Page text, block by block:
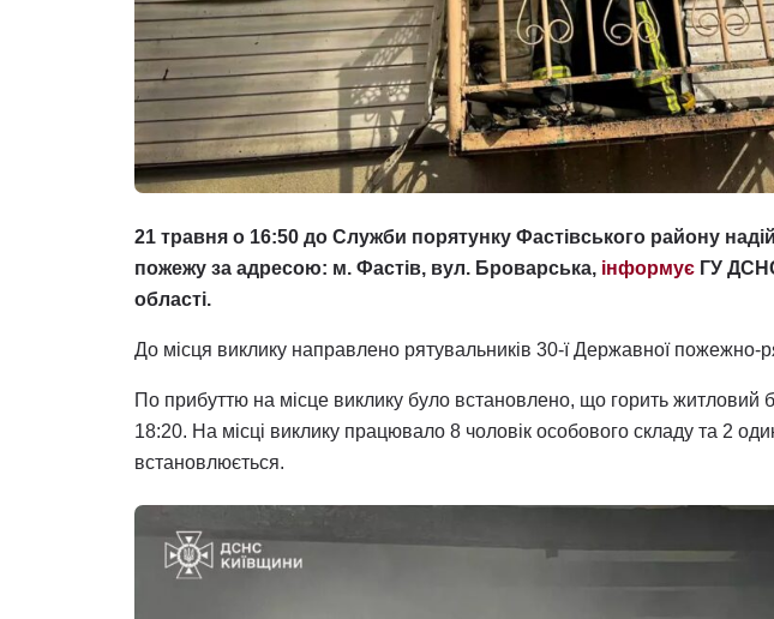
21 травня о 16:50 до Служби порятунку Фастівського району
пожежу за адресою: м. Фастів, вул. Броварська, інформує ГУ
області.
До місця виклику направлено рятувальників 30-ї Державної пожежно-
По прибуттю на місце виклику було встановлено, що горить житловий
18:20. На місці виклику працювало 8 чоловік особового складу та 2
встановлюється.